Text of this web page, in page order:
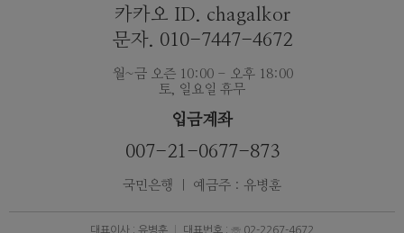
카카오 ID. chagalkor
문자. 010-7447-4672
월~금 오즌 10:00 - 오후 18:00
토, 일요일 휴무
입금계좌
007-21-0677-873
국민은행 ｜ 예금주 : 유병훈
대표이사 : 유병훈 대표번호 : ☏ 02-2267-4672